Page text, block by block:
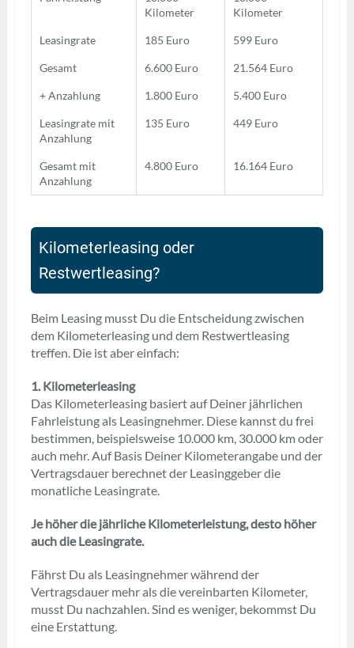
Kilometer
Kilometer
Leasingrate 185 Euro 599 Euro
Gesamt 6.600 Euro 21.564 Euro
+ Anzahlung 1.800 Euro 5.400 Euro
Leasingrate mit
Anzahlung
135 Euro 449 Euro
Gesamt mit
Anzahlung
4.800 Euro 16.164 Euro
Kilometerleasing oder
Restwertleasing?
Beim Leasing musst Du die Entscheidung zwischen
dem Kilometerleasing und dem Restwertleasing
treffen. Die ist aber einfach:
1. Kilometerleasing
Das Kilometerleasing basiert auf Deiner jährlichen
Fahrleistung als Leasingnehmer. Diese kannst du frei
bestimmen, beispielsweise 10.000 km, 30.000 km oder
auch mehr. Auf Basis Deiner Kilometerangabe und der
Vertragsdauer berechnet der Leasinggeber die
monatliche Leasingrate.
Je höher die jährliche Kilometerleistung, desto höher
auch die Leasingrate.
Fährst Du als Leasingnehmer während der
Vertragsdauer mehr als die vereinbarten Kilometer,
musst Du nachzahlen. Sind es weniger, bekommst Du
eine Erstattung.